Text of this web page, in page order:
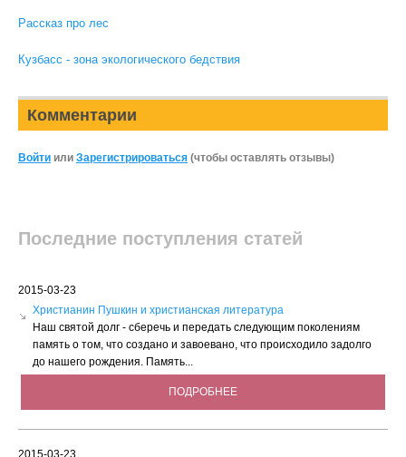
Рассказ про лес
Кузбасс - зона экологического бедствия
Комментарии
Войти или Зарегистрироваться (чтобы оставлять отзывы)
Последние поступления статей
2015-03-23
Христианин Пушкин и христианская литература
Наш святой долг - сберечь и передать следующим поколениям
память о том, что создано и завоевано, что происходило задолго
до нашего рождения. Память...
ПОДРОБНЕЕ
2015-03-23